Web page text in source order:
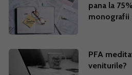
pana la
monografii
PFA
veniturile?